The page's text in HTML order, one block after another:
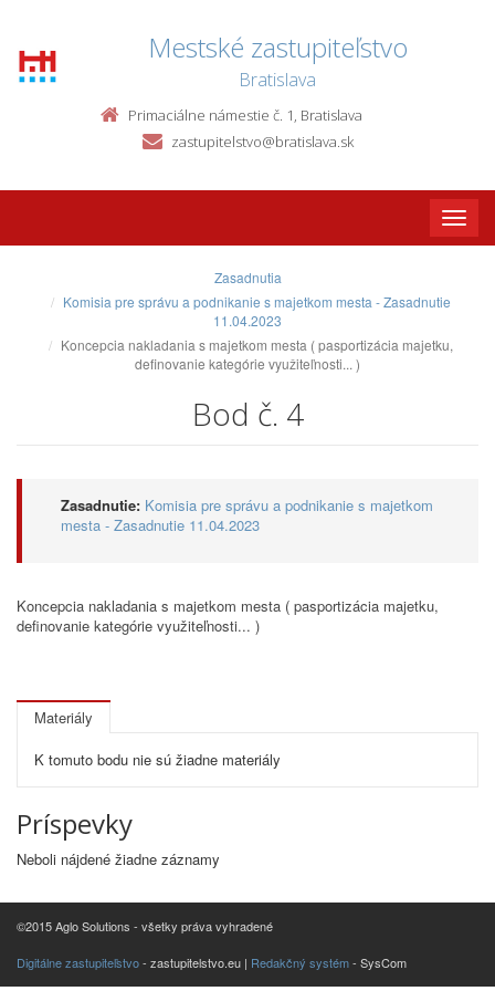
Mestské zastupiteľstvo
Bratislava
Primaciálne námestie č. 1, Bratislava
zastupitelstvo@bratislava.sk
Toggle
Zasadnutia
Komisia pre správu a podnikanie s majetkom mesta - Zasadnutie
11.04.2023
Koncepcia nakladania s majetkom mesta ( pasportizácia majetku,
definovanie kategórie využiteľnosti... )
Bod č. 4
Zasadnutie: Komisia pre správu a podnikanie s majetkom
mesta - Zasadnutie 11.04.2023
Koncepcia nakladania s majetkom mesta ( pasportizácia majetku,
definovanie kategórie využiteľnosti... )
Materiály
K tomuto bodu nie sú žiadne materiály
Príspevky
Neboli nájdené žiadne záznamy
©2015 Aglo Solutions - všetky práva vyhradené
Digitálne zastupiteľstvo- zastupitelstvo.eu | Redakčný systém- SysCom